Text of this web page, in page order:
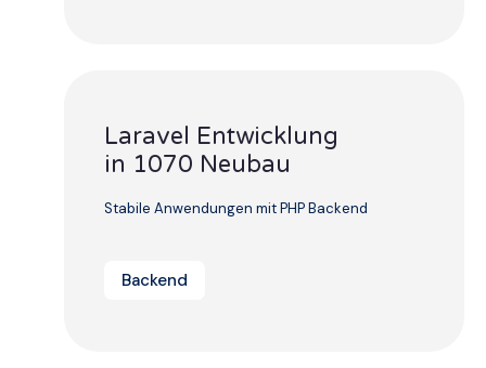
Laravel Entwicklung
in 1070 Neubau
Stabile Anwendungen mit PHP Backend
Backend